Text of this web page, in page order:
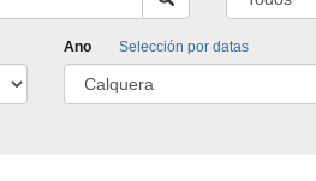
Ano Selección por datas